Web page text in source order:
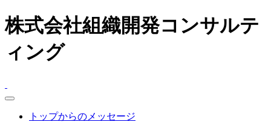
株式会社組織開発コンサルテ
ィング
toggle
navigationトップからのメッセージ